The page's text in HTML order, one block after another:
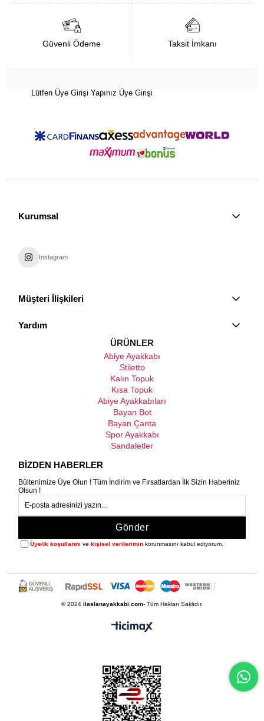
Güvenli Ödeme Taksit İmkanı
Lütfen Üye Girişi Yapınız Üye Girişi
Kurumsal
Instagram
Müşteri İlişkileri
Yardım
ÜRÜNLER
Abiye Ayakkabı
Stiletto
Kalın Topuk
Kısa Topuk
Abiye Ayakkabıları
Bayan Bot
Bayan Çanta
Spor Ayakkabı
Sandaletler
BİZDEN HABERLER
Bültenimize Üye Olun ! Tüm İndirim ve Fırsatlardan İlk Sizin Haberiniz
Olsun !
Gönder
Üyelik koşullarını vekişisel verilerimin korunmasını kabul ediyorum.
© 2024 ilaslanayakkabi.com- Tüm Hakları Saklıdır.